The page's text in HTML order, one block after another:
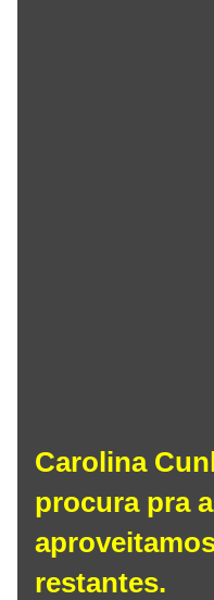
Carolina
procura pra
restantes.